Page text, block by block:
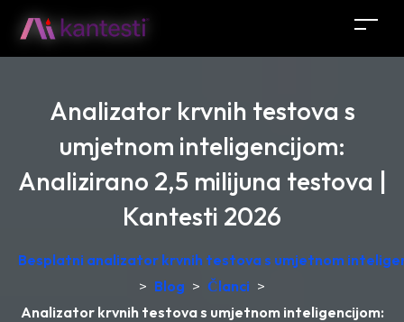
Analizator krvnih testova s
umjetnom inteligencijom:
Analizirano 2,5 milijuna testova |
Kantesti 2026
Besplatni analizator krvnih testova s umjetnom
> Blog > Članci >
Analizator krvnih testova s umjetnom inteligencijom: